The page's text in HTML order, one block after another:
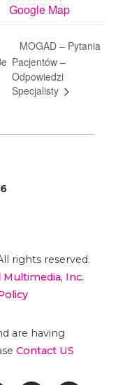
Google Map
MOGAD – Pytania
Pacjentów –
Odpowiedzi
Specjalisty
rights reserved.
Multimedia, Inc.
are having
Contact US